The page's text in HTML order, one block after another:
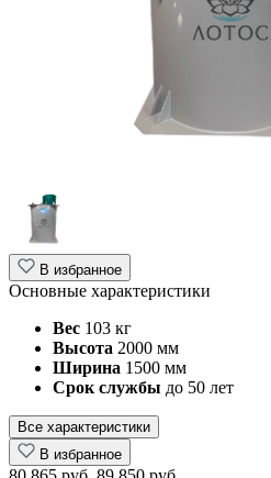
В избранное
Основные характеристики
Вес 103 кг
Высота 2000 мм
Ширина 1500 мм
Срок службы до 50 лет
Все характеристики
В избранное